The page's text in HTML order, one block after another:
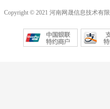
Copyright © 2021 河南网晟信息技术有